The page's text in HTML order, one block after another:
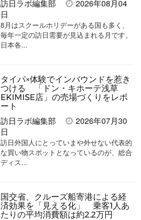
ー
ク
に
加
す
る
る
訪日ラボ編集部
2026年08月04
日
8月はスクールホリデーがある国も多く、
毎年一定の訪日需要が見込まれる月です。
日本各...
タイパ×体験でインバウンドを惹き
つける 「ドン・キホーテ浅草
EKIMISE店」の売場づくりをレポ
ート
訪日ラボ編集部
2026年07月30
日
訪日外国人にとっていまや外せない代表的
な買い物スポットとなっているのが、総合
ディス...
国交省、クルーズ船寄港による経
済効果を「見える化」 乗客1人あ
たりの平均消費額は約2.2万円